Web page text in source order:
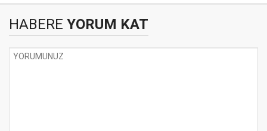
HABERE YORUM KAT